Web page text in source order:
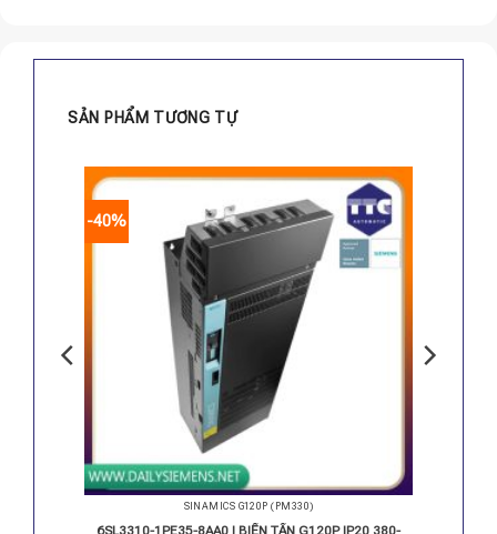
SẢN PHẨM TƯƠNG TỰ
-40%
SINAMICS G120P (PM330)
6SL3310-1PE35-8AA0 | BIẾN TẦN G120P IP20 380-